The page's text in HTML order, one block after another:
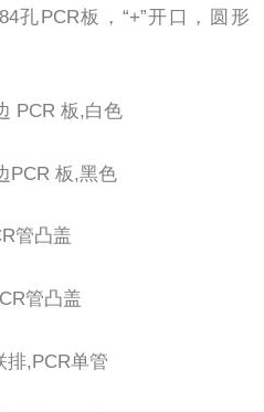
孔PCR板，“+”开口，圆形
PCR 板,白色
PCR 板,黑色
管凸盖
管凸盖
排,PCR单管